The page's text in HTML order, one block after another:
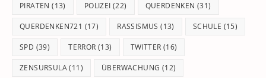
PIRATEN (13) POLIZEI (22) QUERDENKEN (31)
QUERDENKEN721 (17) RASSISMUS (13) SCHULE (15)
SPD (39) TERROR (13) TWITTER (16)
ZENSURSULA(11) ÜBERWACHUNG (12)